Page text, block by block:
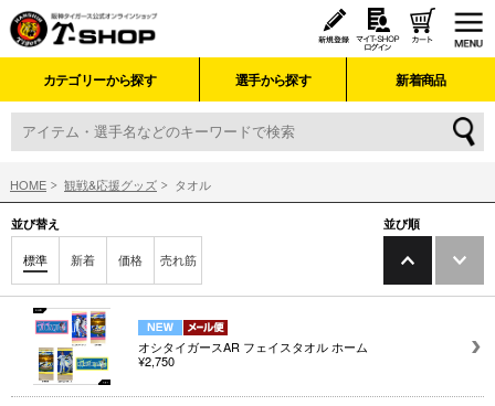
カテゴリーから探す 選手から探す 新着商品
HOME 観戦&応援グッズ タオル
並び替え
標準 新着 価格 売れ筋
並び順
オシタイガースAR フェイスタオル ホーム
¥2,750